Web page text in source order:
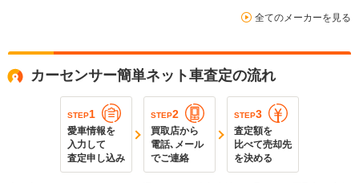
全てのメーカーを見る
カーセンサー簡単ネット車査定の流れ
STEP1
愛車情報を
入力して
査定申し込み
STEP2
買取店から
電話､メール
でご連絡
STEP3
査定額を
比べて売却先
を決める